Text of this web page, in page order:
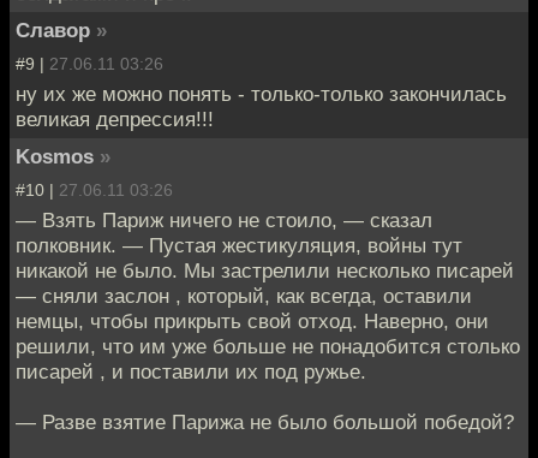
Славор »
#9 | 27.06.11 03:26
ну их же можно понять - только-только закончилась
великая депрессия!!!
Kosmos »
#10 | 27.06.11 03:26
— Взять Париж ничего не стоило, — сказал
полковник. — Пустая жестикуляция, войны тут
никакой не было. Мы застрелили несколько писарей
— сняли заслон , который, как всегда, оставили
немцы, чтобы прикрыть свой отход. Наверно, они
решили, что им уже больше не понадобится столько
писарей , и поставили их под ружье.
— Разве взятие Парижа не было большой победой?